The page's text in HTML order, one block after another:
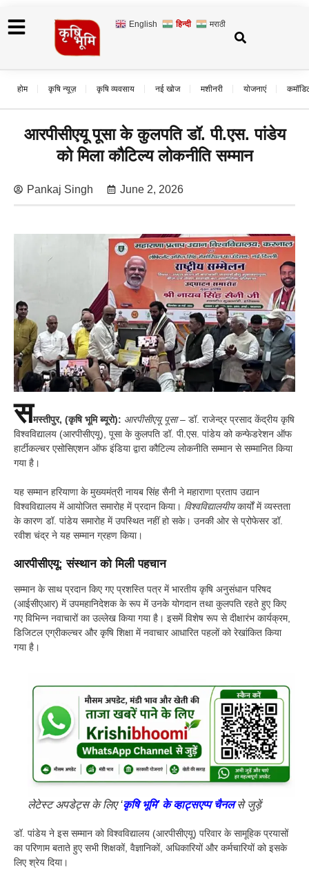
English हिन्दी मराठी
होम कृषि न्यूज़ कृषि व्यवसाय नई खोज मशीनरी योजनाएं
आरपीसीएयू पूसा के कुलपति डॉ. पी.एस. पांडेय
को मिला कौटिल्य लोकनीति सम्मान
Pankaj Singh June 2, 2026
समस्तीपुर, (कृषि भूमि ब्यूरो): आरपीसीएयू पूसा– डॉ. राजेन्द्र प्रसाद केंद्रीय कृषि
विश्वविद्यालय (आरपीसीएयू), पूसा के कुलपति डॉ. पी.एस. पांडेय को कन्फेडरेशन ऑफ
हार्टीकल्चर एसोसिएशन ऑफ इंडिया द्वारा कौटिल्य लोकनीति सम्मान से सम्मानित किया
गया है।
यह सम्मान हरियाणा के मुख्यमंत्री नायब सिंह सैनी ने महाराणा प्रताप उद्यान
विश्वविद्यालय में आयोजित समारोह में प्रदान किया। विश्वविद्यालयीयकार्यों में व्यस्तता
के कारण डॉ. पांडेय समारोह में उपस्थित नहीं हो सके। उनकी ओर से प्रोफेसर डॉ.
रवीश चंद्र ने यह सम्मान ग्रहण किया।
आरपीसीएयू: संस्थान को मिली पहचान
सम्मान के साथ प्रदान किए गए प्रशस्ति पत्र में भारतीय कृषि अनुसंधान परिषद
(आईसीएआर) में उपमहानिदेशक के रूप में उनके योगदान तथा कुलपति रहते हुए किए
गए विभिन्न नवाचारों का उल्लेख किया गया है। इसमें विशेष रूप से दीक्षारंभ कार्यक्रम,
डिजिटल एग्रीकल्चर और कृषि शिक्षा में नवाचार आधारित पहलों को रेखांकित किया
गया है।
लेटेस्ट अपडेट्स के लिए ‘कृषि भूमि’ के व्हाट्सएप्प चैनलसे जुड़ें
डॉ. पांडेय ने इस सम्मान को विश्वविद्यालय (आरपीसीएयू) परिवार के सामूहिक प्रयासों
का परिणाम बताते हुए सभी शिक्षकों, वैज्ञानिकों, अधिकारियों और कर्मचारियों को इसके
लिए श्रेय दिया।